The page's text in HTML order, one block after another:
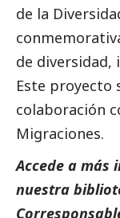
de la
de diversidad,
Este proyecto
colaboración
Migraciones.
Accede a más
nuestra